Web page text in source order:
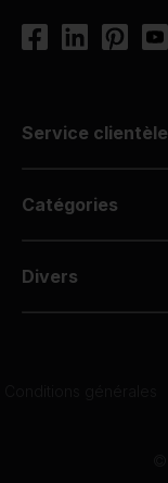
Service clientèle
Catégories
Divers